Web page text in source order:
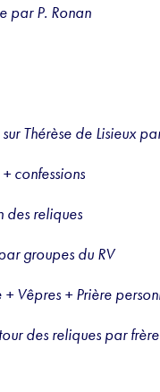
par P. Ronan
Thérèse de Lisieux
confessions
des reliques
groupes du RV
Vêpres + Prière
des reliques par